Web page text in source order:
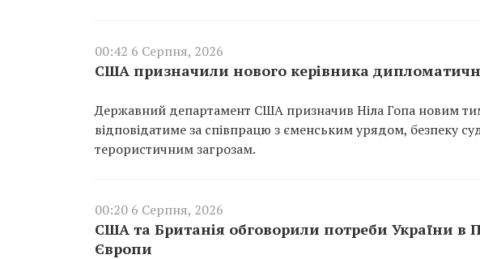
00:42 6 Серпня, 2026
США призначили нового керівника
Державний департамент США призначив Ніла Гопа новим
відповідатиме за співпрацю з єменським урядом, безпеку
терористичним загрозам.
00:20 6 Серпня, 2026
США та Британія обговорили потреби України в
Європи